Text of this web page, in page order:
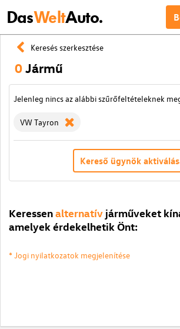
DasWeltAuto.
Keresés szerkesztése
0Jármű
Jelenleg nincs az alábbi szűrőfeltételeknek
VW Tayron
Kereső ügynök
Keressenalternatív járműveket
amelyek érdekelhetik Önt:
* Jogi nyilatkozatok megjelenítése